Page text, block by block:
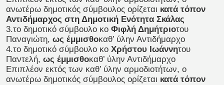
ανωτέρω δημοτικός σύμβουλος ορίζεται κατά τόπον
Αντιδήμαρχος στη Δημοτική Ενότητα Σκάλας
3.το δημοτικό σύμβουλο κο Φιφλή Δημήτριοτου
Παναγιώτη, ως έμμισθοκαθ’ ύλην Αντιδήμαρχο
4.το δημοτικό σύμβουλο κο Χρήστου Ιωάννητου
Παντελή, ως έμμισθοκαθ’ ύλην Αντιδήμαρχο
Επιπλέον εκτός των καθ’ ύλην αρμοδιοτήτων, ο
ανωτέρω δημοτικός σύμβουλος ορίζεται κατά τόπον